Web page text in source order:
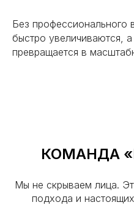
Без профессионального
быстро увеличиваются,
превращается в
КОМАНДА
Мы не скрываем лица.
подхода и
Курортный район
Московский район
Невский район
Калининский район
Центральный район
Росгорсэс